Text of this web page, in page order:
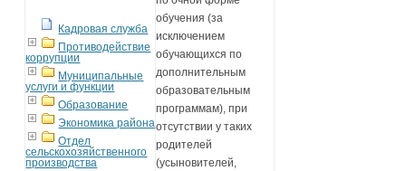
Кадровая служба
Противодействие
коррупции
Муниципальные
услуги и функции
Образование
Экономика района
Отдел
сельскохозяйственного
производства
обучения (за
исключением
обучающихся по
дополнительным
образовательным
программам), при
отсутствии у таких
родителей
(усыновителей,